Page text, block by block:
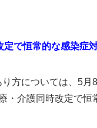
で恒常的な感染症
方については、5月
・介護同時改定で